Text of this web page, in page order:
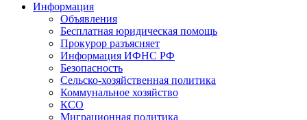
Информация
Объявления
Бесплатная юридическая помощь
Прокурор разъясняет
Информация ИФНС РФ
Безопасность
Сельско-хозяйственная политика
Коммунальное хозяйство
КСО
Миграционная политика